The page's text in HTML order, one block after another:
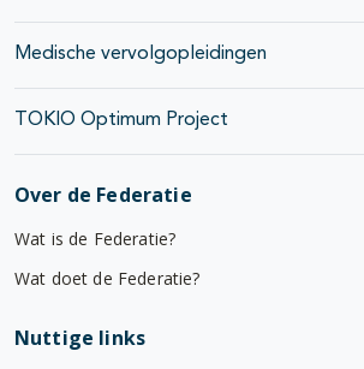
Medische vervolgopleidingen
TOKIO Optimum Project
Over de Federatie
Wat is de Federatie?
Wat doet de Federatie?
Nuttige links